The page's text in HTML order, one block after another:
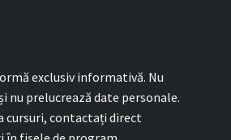
exclusiv informativă. Nu
nu prelucrează date personale.
cursuri, contactați direct